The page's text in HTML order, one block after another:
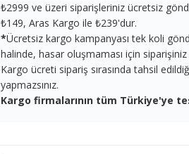
₺2999 ve üzeri siparişleriniz ücretsiz
₺149, Aras Kargo ile ₺239'dur.
*Ücretsiz kargo kampanyası tek koli
halinde, hasar oluşmaması için
Kargo ücreti sipariş sırasında tahsil
yapmazsınız.
Kargo firmalarının tüm Türkiye'ye